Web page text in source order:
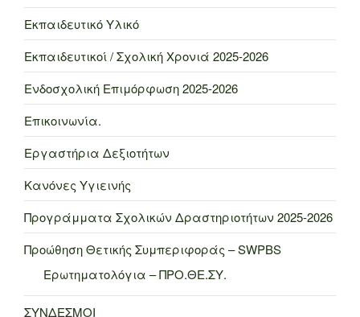
Εκπαιδευτικό Υλικό
Εκπαιδευτικοί / Σχολική Χρονιά 2025-2026
Ενδοσχολική Επιμόρφωση 2025-2026
Επικοινωνία.
Εργαστήρια Δεξιοτήτων
Κανόνες Υγιεινής
Προγράμματα Σχολικών Δραστηριοτήτων 2025-2026
Προώθηση Θετικής Συμπεριφοράς – SWPBS
Ερωτηματολόγια – ΠΡΟ.ΘΕ.ΣΥ.
ΣΥΝΔΕΣΜΟΙ